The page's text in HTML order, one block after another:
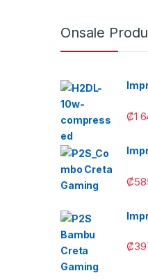
Onsale
₡1
₡
₡